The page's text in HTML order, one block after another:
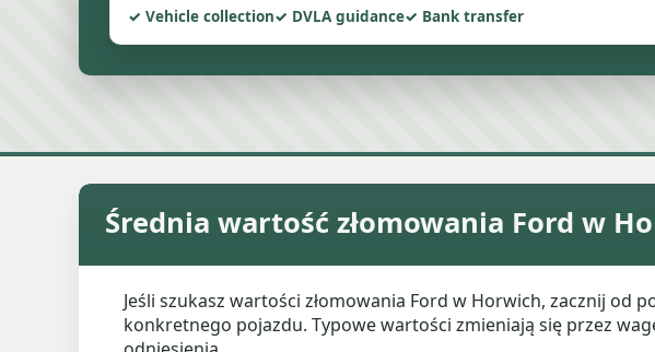
Vehicle collection DVLA guidance Bank transfer
Średnia wartość złomowania Ford w
Jeśli szukasz wartości złomowania Ford w Horwich, zacznij
konkretnego pojazdu. Typowe wartości zmieniają się przez